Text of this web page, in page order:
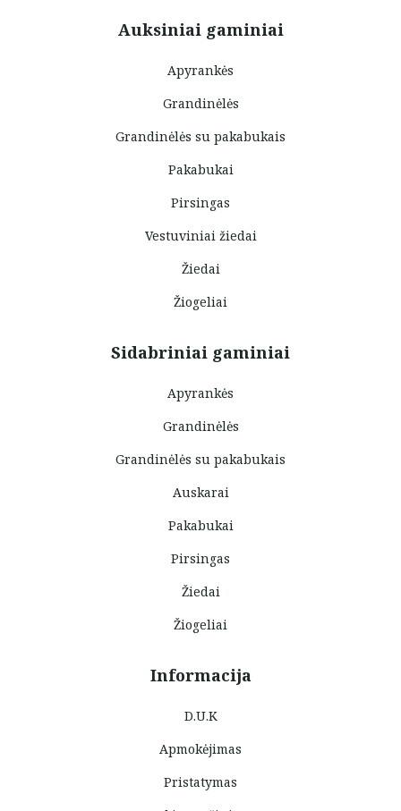
Auksiniai gaminiai
Apyrankės
Grandinėlės
Grandinėlės su pakabukais
Pakabukai
Pirsingas
Vestuviniai žiedai
Žiedai
Žiogeliai
Sidabriniai gaminiai
Apyrankės
Grandinėlės
Grandinėlės su pakabukais
Auskarai
Pakabukai
Pirsingas
Žiedai
Žiogeliai
Informacija
D.U.K
Apmokėjimas
Pristatymas